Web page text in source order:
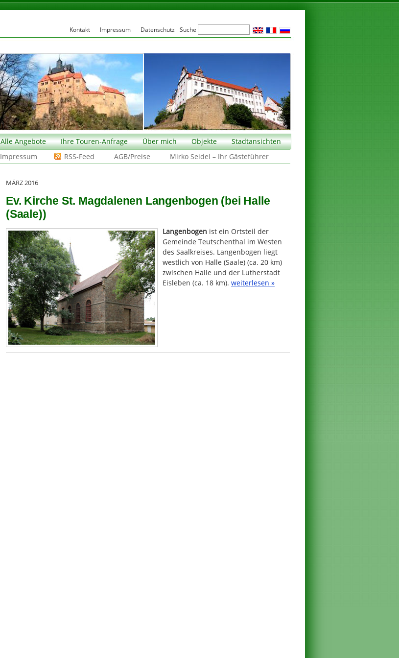
Alle Angebote Ihre Touren-Anfrage Über mich Objekte
Stadtansichten
Impressum RSS-Feed AGB/Preise Mirko Seidel – Ihr Gästeführer
MÄRZ 2016
Ev. Kirche St. Magdalenen Langenbogen (bei Halle
(Saale))
Langenbogen ist ein Ortsteil der
Gemeinde Teutschenthal im Westen
des Saalkreises. Langenbogen liegt
westlich von Halle (Saale) (ca. 20 km)
zwischen Halle und der Lutherstadt
Eisleben (ca. 18 km). weiterlesen »
Kontakt Impressum Datenschutz Suche